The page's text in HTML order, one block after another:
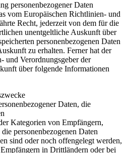
personenbezogener Daten
vom Europäischen Richtlinien- und
Recht, jederzeit von dem für die
unentgeltliche Auskunft über
personenbezogenen Daten
zu erhalten. Ferner hat der
und Verordnungsgeber der
über folgende Informationen
Daten, die
Kategorien von Empfängern,
personenbezogenen Daten
sind oder noch offengelegt werden,
in Drittländern oder bei